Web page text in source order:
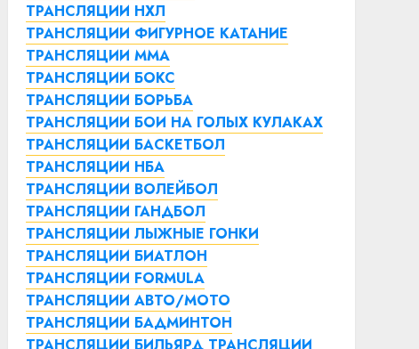
ТРАНСЛЯЦИИ НХЛ
ТРАНСЛЯЦИИ ФИГУРНОЕ КАТАНИЕ
ТРАНСЛЯЦИИ ММА
ТРАНСЛЯЦИИ БОКС
ТРАНСЛЯЦИИ БОРЬБА
ТРАНСЛЯЦИИ БОИ НА ГОЛЫХ КУЛАКАХ
ТРАНСЛЯЦИИ БАСКЕТБОЛ
ТРАНСЛЯЦИИ НБА
ТРАНСЛЯЦИИ ВОЛЕЙБОЛ
ТРАНСЛЯЦИИ ГАНДБОЛ
ТРАНСЛЯЦИИ ЛЫЖНЫЕ ГОНКИ
ТРАНСЛЯЦИИ БИАТЛОН
ТРАНСЛЯЦИИ FORMULA
ТРАНСЛЯЦИИ АВТО/МОТО
ТРАНСЛЯЦИИ БАДМИНТОН